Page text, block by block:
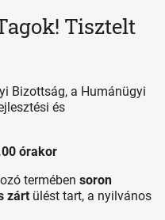
Tisztelt
Bizottság, a Humánügyi
és
órakor
termébensoron
zárt ülést tart, a nyilvános